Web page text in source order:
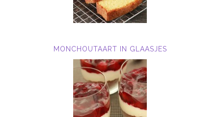
MONCHOUTAART IN GLAASJES